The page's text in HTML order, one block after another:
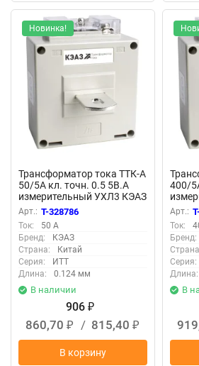
Новинка!
Трансформатор тока ТТК-А
50/5А кл. точн. 0.5 5В.А
измерительный УХЛ3 КЭАЗ
219608
Арт.: T-328786
Ток:
50 А
Бренд:
КЭАЗ
Страна:
Китай
Серия:
ИТТ
Длина:
0.124 мм
В наличии
906 ₽
860,70 ₽ / 815,40 ₽
В корзину
400/
Арт.:
Ток:
Бренд:
Серия:
Длина:
В